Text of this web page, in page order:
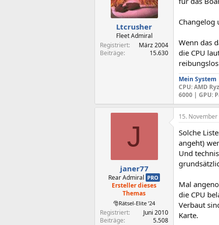
Ltcrusher
Fleet Admiral
Registriert
März 2004
Beiträge
15.630
Changelog
Wenn das
die CPU
Mein System
CPU: AMD
6000 | GPU:
J
janer77
Rear Admiral PRO
Ersteller dieses
Themas
🎅Rätsel-Elite ’24
Registriert
Juni 2010
Beiträge
5.508
15. November
Solche
angeht)
Und
Mal
die CPU
Verbaut
Karte.